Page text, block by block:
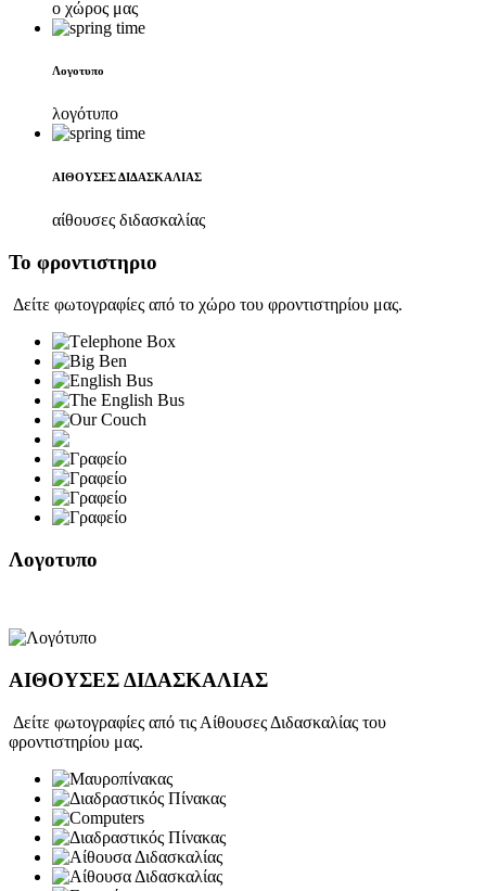
ο χώρος μας
Λογοτυπο
λογότυπο
ΑΙΘΟΥΣΕΣ ΔΙΔΑΣΚΑΛΙΑΣ
αίθουσες διδασκαλίας
Το φροντιστηριο
Δείτε φωτογραφίες από το χώρο του φροντιστηρίου μας.
Λογοτυπο
ΑΙΘΟΥΣΕΣ ΔΙΔΑΣΚΑΛΙΑΣ
Δείτε φωτογραφίες από τις Αίθουσες Διδασκαλίας του
φροντιστηρίου μας.